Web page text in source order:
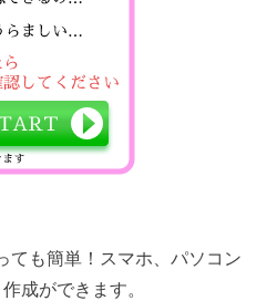
ても簡単！スマホ、パソコン
成ができます。